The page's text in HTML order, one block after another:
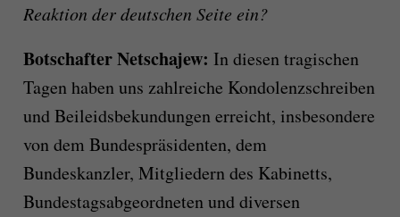
Reaktion der deutschen Seite ein?
Botschafter Netschajew: In diesen tragischen
Tagen haben uns zahlreiche Kondolenzschreiben
und Beileidsbekundungen erreicht, insbesondere
von dem Bundespräsidenten, dem
Bundeskanzler, Mitgliedern des Kabinetts,
Bundestagsabgeordneten und diversen